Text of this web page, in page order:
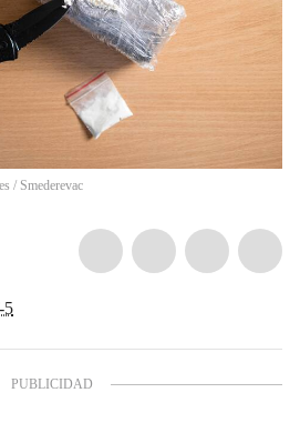
/ Smederevac
5